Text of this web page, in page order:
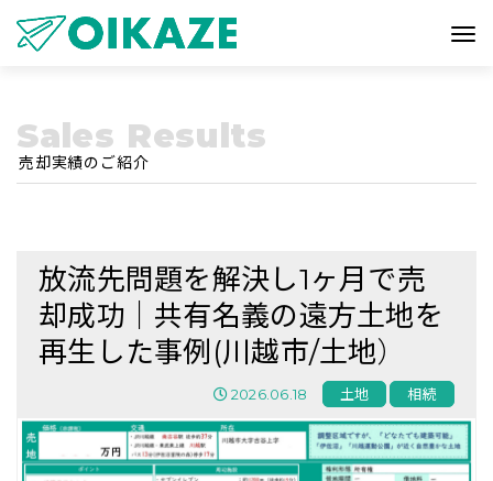
Sales Results
売却実績のご紹介
放流先問題を解決し1ヶ月で売
却成功｜共有名義の遠方土地を
再生した事例(川越市/土地）
2026.06.18 土地 相続